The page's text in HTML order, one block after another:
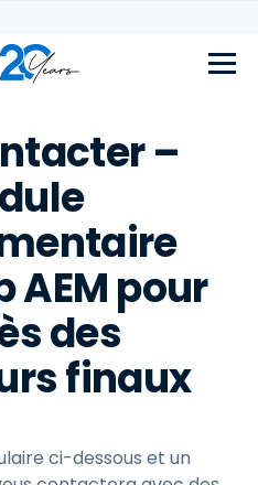
–
AEM pour
des
finaux
ci-dessous et un